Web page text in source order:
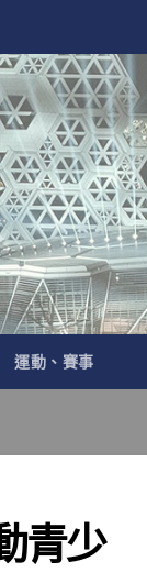
運動、賽事
青少